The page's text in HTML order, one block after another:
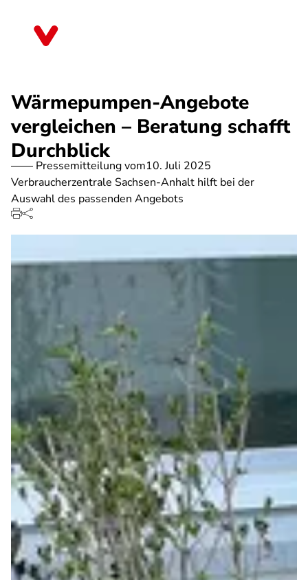
Wärmepumpen-Angebote
vergleichen – Beratung schafft
Durchblick
Pressemitteilung vom10. Juli 2025
Verbraucherzentrale Sachsen-Anhalt hilft bei der
Auswahl des passenden Angebots